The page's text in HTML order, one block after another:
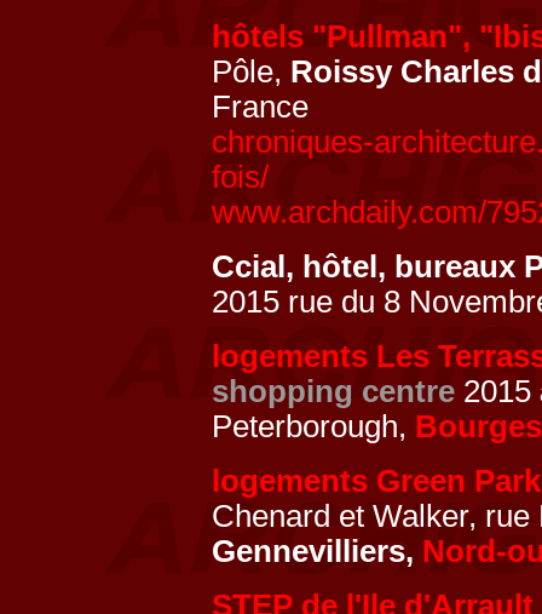
hôtels "Pullman",
Pôle, Roissy Charles
France
chroniques-
fois/
www.archdaily.com/
Ccial, hôtel, bureaux
2015 rue du 8
logements Les
shopping centre 2015
Peterborough, Bourges
logements Green Park
Chenard et Walker,
Gennevilliers, Nord-
STEP de l'Ile d'Arrault